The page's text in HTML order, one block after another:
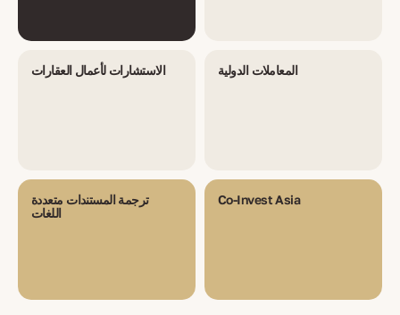
الاستشارات لأعمال العقارات المعاملات الدولية
ترجمة المستندات متعددة
اللغات
Co-Invest Asia